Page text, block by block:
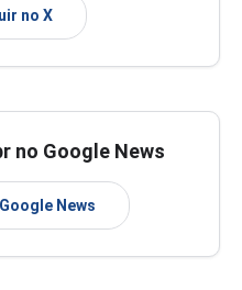
no X
no Google News
News